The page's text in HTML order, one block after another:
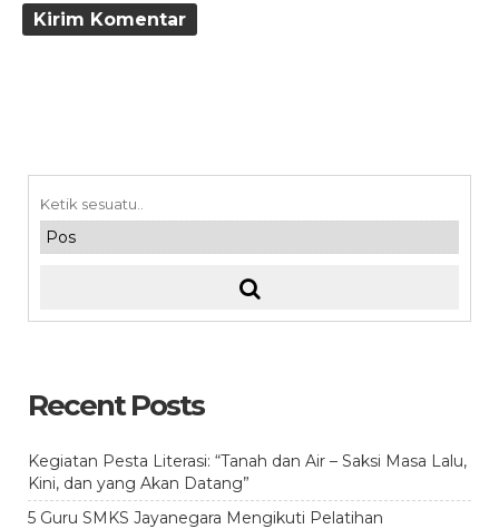
Recent Posts
Kegiatan Pesta Literasi: “Tanah dan Air – Saksi Masa Lalu,
Kini, dan yang Akan Datang”
5 Guru SMKS Jayanegara Mengikuti Pelatihan